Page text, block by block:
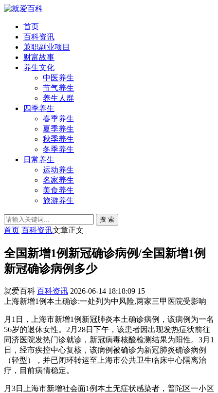
首页
百科资讯
兼职副业项目
财富故事
养生文化
中医养生
节气养生
养生人群
四季养生
春季养生
夏季养生
秋季养生
冬季养生
日常养生
运动养生
名家养生
美食养生
旅游养生
搜 索
首页 百科资讯文章正文
全国新增1例新冠确诊病例/全国新增1例
新冠确诊病例多少
就爱百科 百科资讯 2026-06-14 18:18:09 15
上海新增1例本土确诊:一处列为中风险,两家三甲医院受影响
月1日，上海市新增1例新冠肺炎本土确诊病例，该病例为一名
56岁的退休女性。2月28日下午，该患者因出现发热症状前往
同济医院发热门诊就诊，新冠病毒核酸检测结果为阳性。3月1
日，经市疾控中心复核，该病例被确诊为新冠肺炎确诊病例
（轻型），并已闭环转运至上海市公共卫生临床中心隔离治
疗，目前病情稳定。
月3日上海市新增社会面1例本土无症状感染者，普陀区一小区